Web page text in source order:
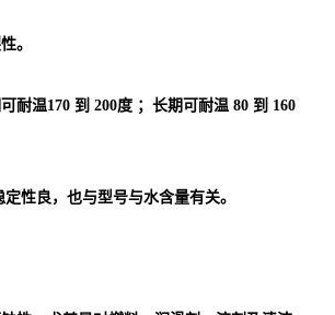
。
耐温170 到 200度 ；长期可耐温 80 到 160
性良，也与型号与水含量有关。